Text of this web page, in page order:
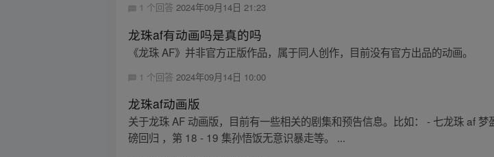
1 个回答2024年09月14日 21:23
龙珠af有动画吗是真的吗
《龙珠 AF》并非官方正版作品，属于同人创作，目前没有官方出品的动画。
1 个回答 2024年09月14日 10:00
龙珠af动画版
关于龙珠 AF 动画版，目前有一些相关的剧集和预告信息。比如： - 七龙珠 af
磅回归 ，第 18 - 19 集孙悟饭无意识暴走等。 ...